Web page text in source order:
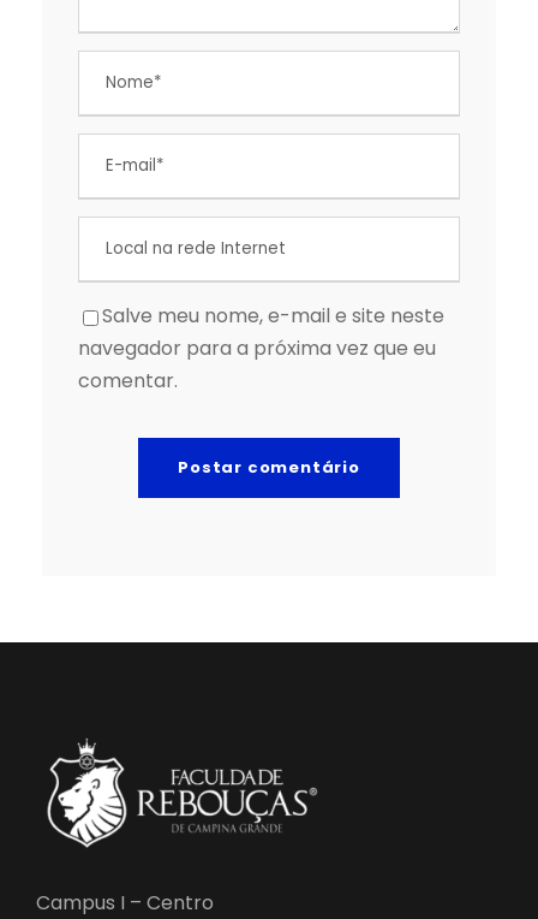
Salve meu nome, e-mail e site neste
navegador para a próxima vez que eu
comentar.
Campus I – Centro